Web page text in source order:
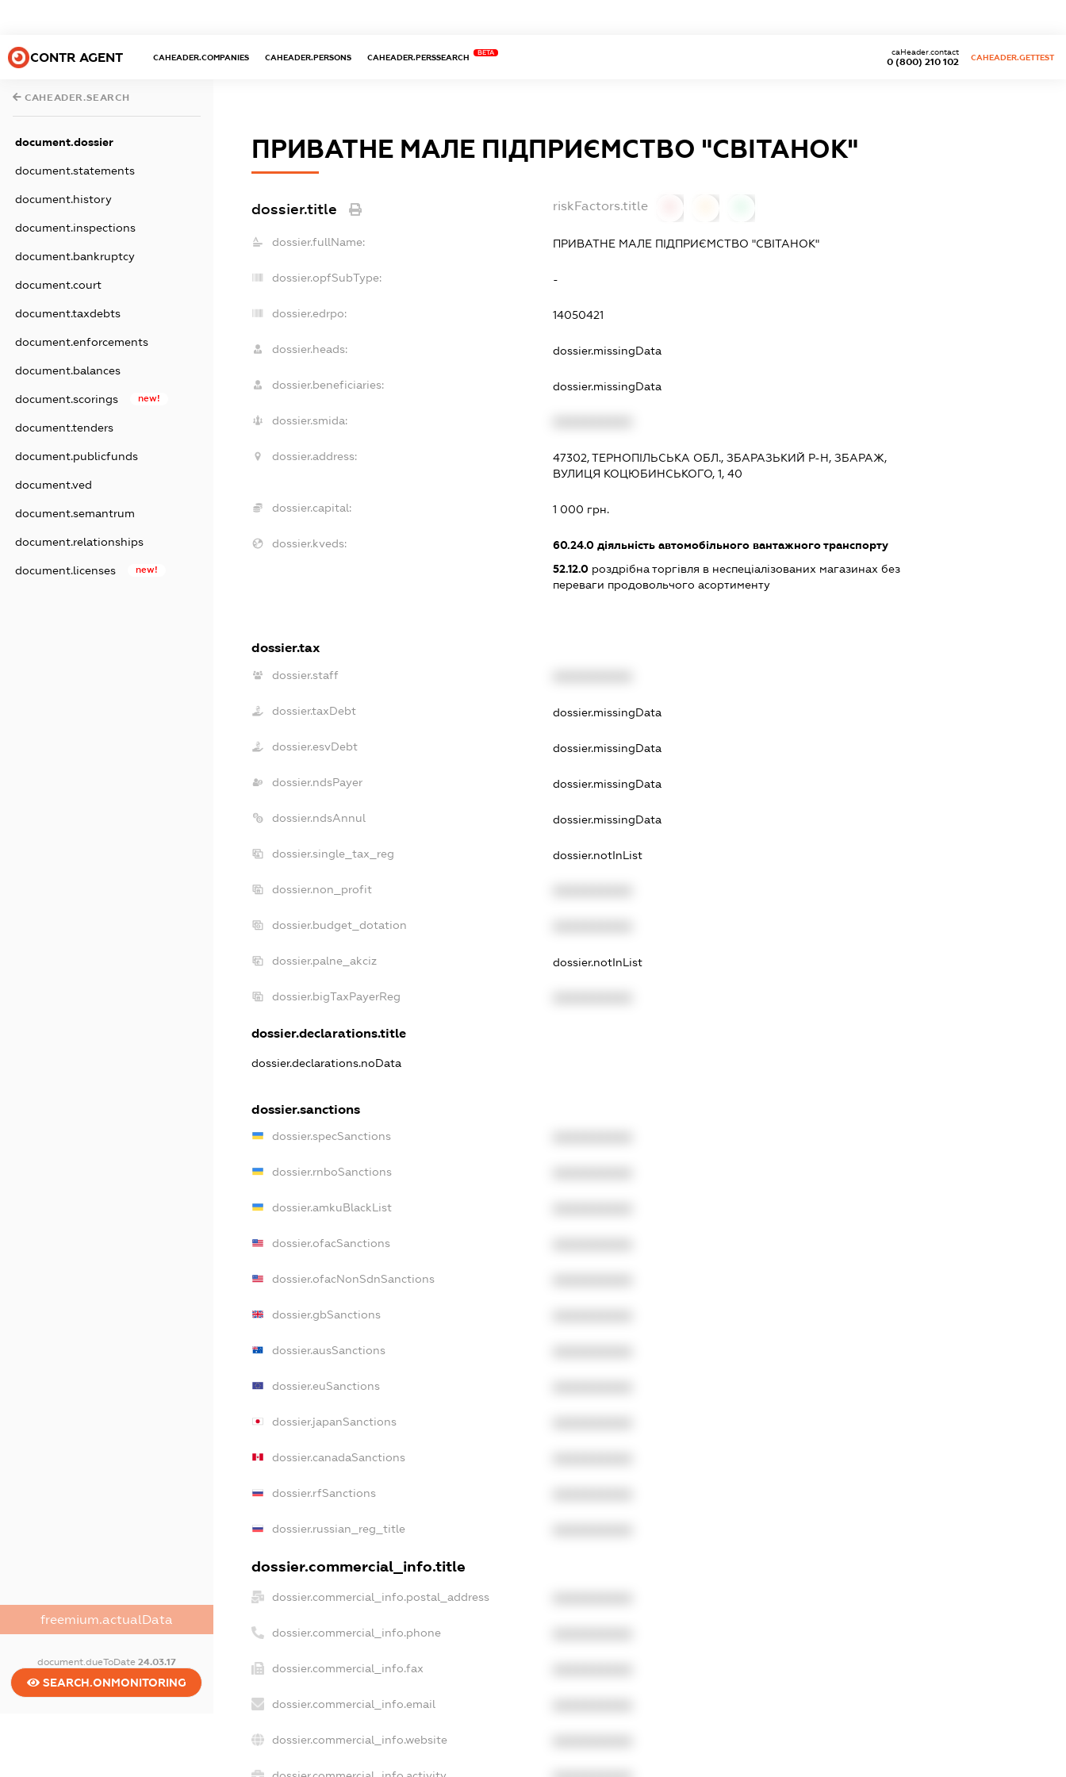
CONTR AGENT CAHEADER.COMPANIES CAHEADER.PERSONS CAHEADER.PERSSEARCH
BETA
0 (800) 210 102
caHeader.contact
CAHEADER.GETTEST
CAHEADER.SEARCH
document.dossier
document.statements
document.history
document.inspections
document.bankruptcy
document.court
document.taxdebts
document.enforcements
document.balances
document.scorings new!
document.tenders
document.publicfunds
document.ved
document.semantrum
document.relationships
document.licenses new!
freemium.actualData
document.dueToDate 24.03.17
SEARCH.ONMONITORING
ПРИВАТНЕ МАЛЕ ПІДПРИЄМСТВО "СВІТАНОК"
dossier.title riskFactors.title
dossier.fullName: ПРИВАТНЕ МАЛЕ ПІДПРИЄМСТВО "СВІТАНОК"
dossier.opfSubType: -
dossier.edrpo: 14050421
dossier.heads: dossier.missingData
dossier.beneficiaries: dossier.missingData
dossier.smida:
dossier.address:
47302, ТЕРНОПІЛЬСЬКА ОБЛ., ЗБАРАЗЬКИЙ Р-Н, ЗБАРАЖ,
ВУЛИЦЯ КОЦЮБИНСЬКОГО, 1, 40
dossier.capital: 1 000 грн.
dossier.kveds: 60.24.0 діяльність автомобільного вантажного транспорту
52.12.0 роздрібна торгівля в неспеціалізованих магазинах без
переваги продовольчого асортименту
dossier.tax
dossier.staff
dossier.taxDebt dossier.missingData
dossier.esvDebt dossier.missingData
dossier.ndsPayer dossier.missingData
dossier.ndsAnnul dossier.missingData
dossier.single_tax_reg dossier.notInList
dossier.non_profit
dossier.budget_dotation
dossier.palne_akciz dossier.notInList
dossier.bigTaxPayerReg
dossier.declarations.title
dossier.declarations.noData
dossier.sanctions
dossier.specSanctions
dossier.rnboSanctions
dossier.amkuBlackList
dossier.ofacSanctions
dossier.ofacNonSdnSanctions
dossier.gbSanctions
dossier.ausSanctions
dossier.euSanctions
dossier.japanSanctions
dossier.canadaSanctions
dossier.rfSanctions
dossier.russian_reg_title
dossier.commercial_info.title
dossier.commercial_info.postal_address
dossier.commercial_info.phone
dossier.commercial_info.fax
dossier.commercial_info.email
dossier.commercial_info.website